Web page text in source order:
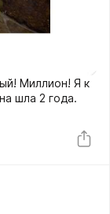
Миллион! Я к
шла 2 года.